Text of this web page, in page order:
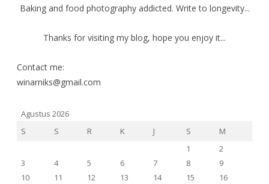
Baking and food photography addicted. Write to longevity...
Thanks for visiting my blog, hope you enjoy it...
Contact me:
winarniks@gmail.com
Agustus 2026
S
S R K J S
M
1
2
3
4 5 6 7 8
9
10
11 12 13 14 15
16